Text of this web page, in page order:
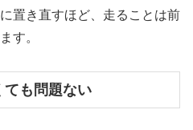
置き直すほど、走ることは前
す。
ても問題ない